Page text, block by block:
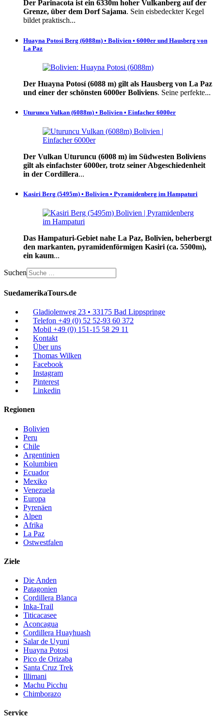
Der Parinacota ist ein 6330m hoher Vulkanberg auf der
Grenze, über dem Dorf Sajama. Sein eisbedeckter Kegel
bildet praktisch...
Huayna Potosi Berg (6088m) • Bolivien • 6000er und Hausberg von
La Paz
Der Huayna Potosí (6088 m) gilt als Hausberg von La Paz
und einer der schönsten 6000er Boliviens. Seine perfekte...
Uturuncu Vulkan (6088m) • Bolivien • Einfacher 6000er
Der Vulkan Uturuncu (6008 m) im Südwesten Boliviens
gilt als einfachster 6000er, trotz seiner Abgeschiedenheit
in der Cordillera...
Kasiri Berg (5495m) • Bolivien • Pyramidenberg im Hampaturi
Das Hampaturi-Gebiet nahe La Paz, Bolivien, beherbergt
den markanten, pyramidenförmigen Kasiri (ca. 5500m),
ein kaum...
Suchen
SuedamerikaTours.de
Gladiolenweg 23 • 33175 Bad Lippspringe
Telefon +49 (0) 52 52-93 60 372
Mobil +49 (0) 151-15 58 29 11
Kontakt
Über uns
Thomas Wilken
Facebook
Instagram
Pinterest
Linkedin
Regionen
Bolivien
Peru
Chile
Argentinien
Kolumbien
Ecuador
Mexiko
Venezuela
Europa
Pyrenäen
Alpen
Afrika
La Paz
Ostwestfalen
Ziele
Die Anden
Patagonien
Cordillera Blanca
Inka-Trail
Titicacasee
Aconcagua
Cordillera Huayhuash
Salar de Uyuni
Huayna Potosi
Pico de Orizaba
Santa Cruz Trek
Illimani
Machu Picchu
Chimborazo
Service